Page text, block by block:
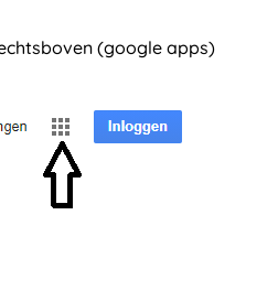
(google apps)